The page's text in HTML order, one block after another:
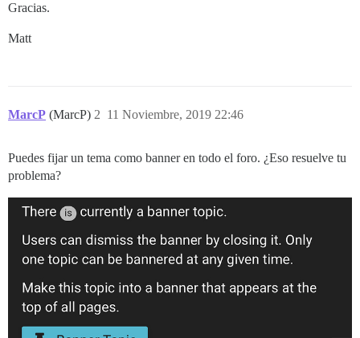
Gracias.
Matt
MarcP (MarcP) 11 Noviembre, 2019 22:46
2
Puedes fijar un tema como banner en todo el foro. ¿Eso resuelve tu
problema?